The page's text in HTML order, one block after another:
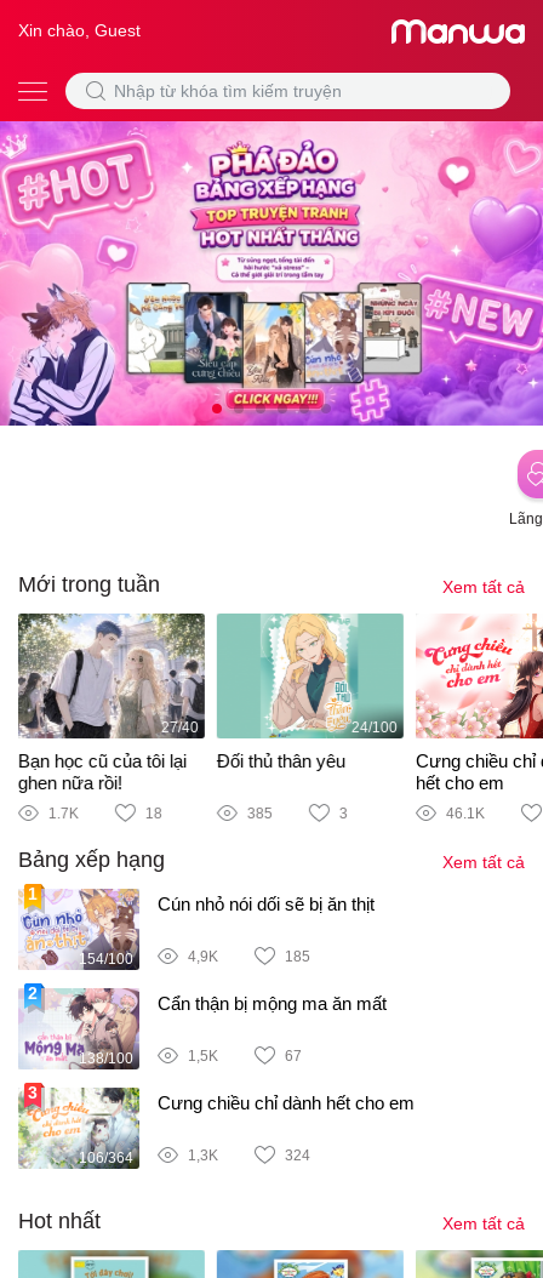
Xin chào, Guest
Mới trong tuần Xem tất cả
27/40
Bạn học cũ của tôi lại
ghen nữa rồi!
1.7K 18
24/100
Đối thủ thân yêu
385 3
Cưng chiều chỉ
hết cho em
46.1K
Bảng xếp hạng Xem tất cả
154/100
Cún nhỏ nói dối sẽ bị ăn thịt
4,9K 185
138/100
Cẩn thận bị mộng ma ăn mất
1,5K 67
106/364
Cưng chiều chỉ dành hết cho em
1,3K 324
Hot nhất Xem tất cả